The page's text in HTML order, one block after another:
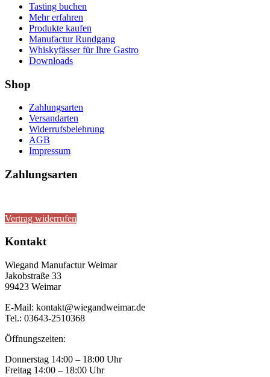
Tasting buchen
Mehr erfahren
Produkte kaufen
Manufactur Rundgang
Whiskyfässer für Ihre Gastro
Downloads
Shop
Zahlungsarten
Versandarten
Widerrufsbelehrung
AGB
Impressum
Zahlungsarten
Vertrag widerrufen
Kontakt
Wiegand Manufactur Weimar
Jakobstraße 33
99423 Weimar
E-Mail: kontakt@wiegandweimar.de
Tel.: 03643-2510368
Öffnungszeiten:
Donnerstag 14:00 – 18:00 Uhr
Freitag 14:00 – 18:00 Uhr